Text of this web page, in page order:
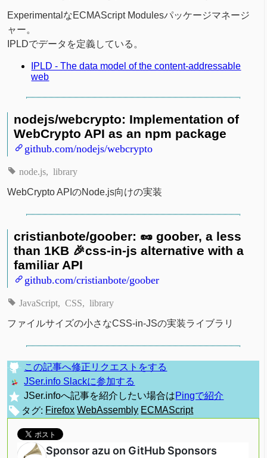
ExperimentalなECMAScript Modulesパッケージマネージ
ャー。
IPLDでデータを定義している。
IPLD - The data model of the content-addressable
web
nodejs/webcrypto: Implementation of
WebCrypto API as an npm package
github.com/nodejs/webcrypto
node.js library
WebCrypto APIのNode.js向けの実装
cristianbote/goober: 🥜 goober, a less
than 1KB 🎉css-in-js alternative with a
familiar API
github.com/cristianbote/goober
JavaScript CSS library
ファイルサイズの小さなCSS-in-JSの実装ライブラリ
この記事へ修正リクエストをする
JSer.info Slackに参加する
JSer.infoへ記事を紹介したい場合はPingで紹介
タグ: Firefox WebAssembly ECMAScript